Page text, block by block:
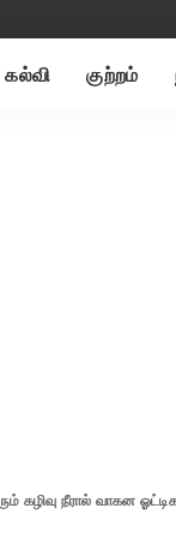
கல்வி குற்றம்
கழிவு நீரால் வாகன